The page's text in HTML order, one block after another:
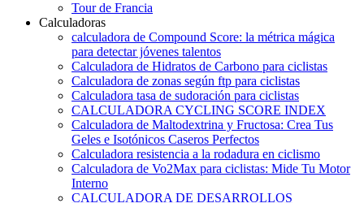
Tour de Francia
Calculadoras
calculadora de Compound Score: la métrica mágica
para detectar jóvenes talentos
Calculadora de Hidratos de Carbono para ciclistas
Calculadora de zonas según ftp para ciclistas
Calculadora tasa de sudoración para ciclistas
CALCULADORA CYCLING SCORE INDEX
Calculadora de Maltodextrina y Fructosa: Crea Tus
Geles e Isotónicos Caseros Perfectos
Calculadora resistencia a la rodadura en ciclismo
Calculadora de Vo2Max para ciclistas: Mide Tu Motor
Interno
CALCULADORA DE DESARROLLOS